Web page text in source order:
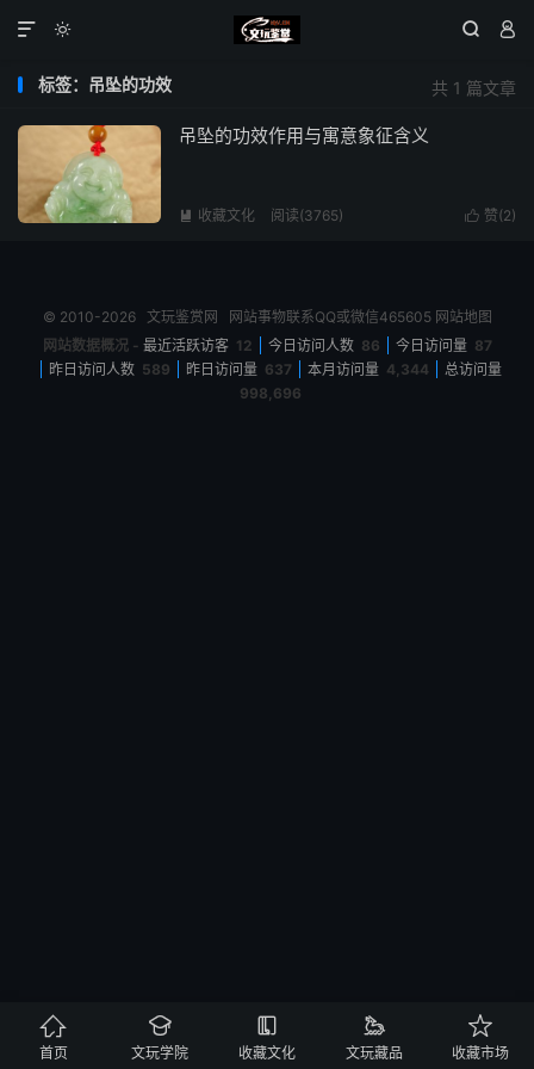
  

共 1 篇文章
标签：吊坠的功效
吊坠的功效作用与寓意象征含义
 赞(2)
 收藏文化 阅读(3765)
© 2010-2026 文玩鉴赏网 网站事物联系QQ或微信465605 网站地图
网站数据概况 - 最近活跃访客 12 今日访问人数 86 今日访问量 87
昨日访问人数 589 昨日访问量 637 本月访问量 4,344
总访问量
998,696

首页

文玩学院

收藏文化

文玩藏品

收藏市场